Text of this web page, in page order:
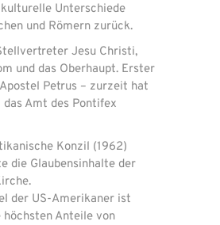
Unterschiede
und Römern zurück.
Jesu Christi,
und das Oberhaupt. Erster
Petrus – zurzeit hat
Amt des Pontifex
Konzil (1962)
die Glaubensinhalte der
der US-Amerikaner ist
höchsten Anteile von